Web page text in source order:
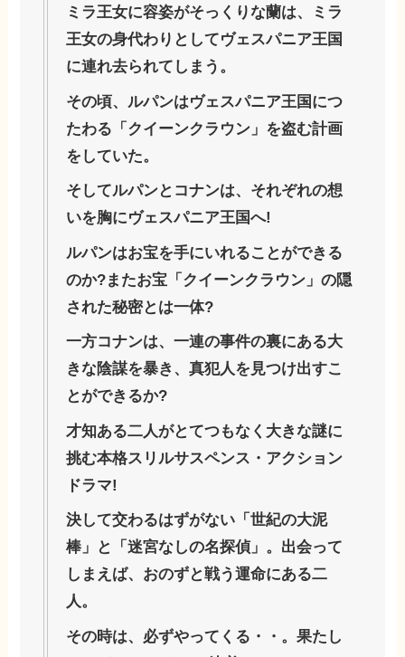
ミラ王女に容姿がそっくりな蘭は、ミラ
王女の身代わりとしてヴェスパニア王国
に連れ去られてしまう。
その頃、ルパンはヴェスパニア王国につ
たわる「クイーンクラウン」を盗む計画
をしていた。
そしてルパンとコナンは、それぞれの想
いを胸にヴェスパニア王国へ!
ルパンはお宝を手にいれることができる
のか?またお宝「クイーンクラウン」の隠
された秘密とは一体?
一方コナンは、一連の事件の裏にある大
きな陰謀を暴き、真犯人を見つけ出すこ
とができるか?
才知ある二人がとてつもなく大きな謎に
挑む本格スリルサスペンス・アクション
ドラマ!
決して交わるはずがない「世紀の大泥
棒」と「迷宮なしの名探偵」。出会って
しまえば、おのずと戦う運命にある二
人。
その時は、必ずやってくる・・。果たし